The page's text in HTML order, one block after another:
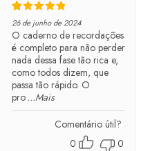
Rated 5 out of 5
26 de junho de 2024
O caderno de recordações
é completo para não perder
nada dessa fase tão rica e,
como todos dizem, que
passa tão rápido. O
pro...Mais
Comentário útil?
0
0